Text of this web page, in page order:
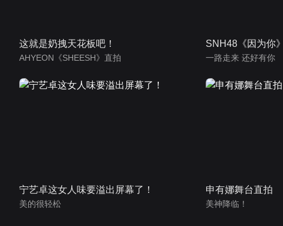
这就是奶拽天花板吧！
AHYEON《SHEESH》直拍
SNH48《因为你》
一路走来 还好有你
宁艺卓这女人味要溢出屏幕了！
美的很轻松
申有娜舞台直拍
美神降临！